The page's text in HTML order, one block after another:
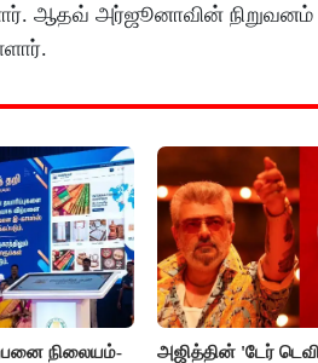
ஆதவ் அர்ஜூனாவின்
நிலையம்-
அஜித்தின் 'டேர்